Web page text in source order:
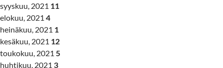
syyskuu, 2021 11
elokuu, 2021 4
heinäkuu, 2021 1
kesäkuu, 2021 12
toukokuu, 2021 5
huhtikuu, 2021 3